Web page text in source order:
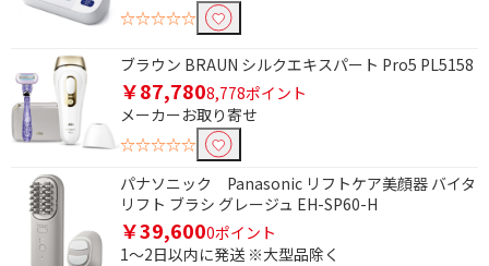
☆☆☆☆☆
ブラウン BRAUN シルクエキスパート Pro5 PL5158
￥87,7808,778ポイント
メーカーお取り寄せ
☆☆☆☆☆
パナソニック Panasonic リフトケア美顔器 バイタ
リフト ブラシ グレージュ EH-SP60-H
￥39,6000ポイント
1～2日以内に発送 ※大型品除く